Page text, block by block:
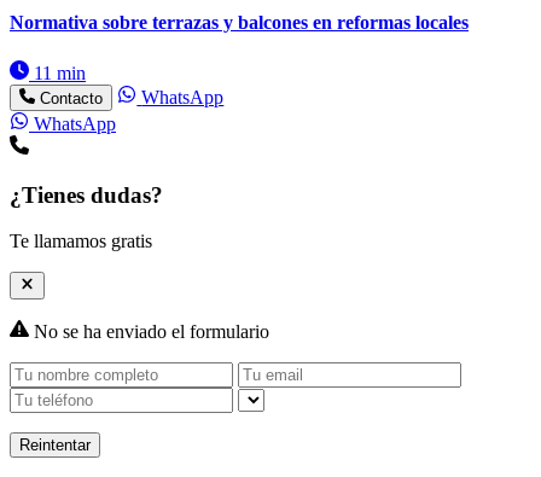
Normativa sobre terrazas y balcones en reformas locales
11 min
Contacto
WhatsApp
WhatsApp
¿Tienes dudas?
Te llamamos gratis
No se ha enviado el formulario
Reintentar